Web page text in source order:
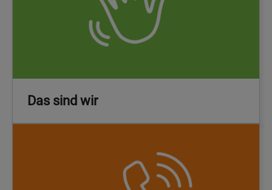
Das sind wir